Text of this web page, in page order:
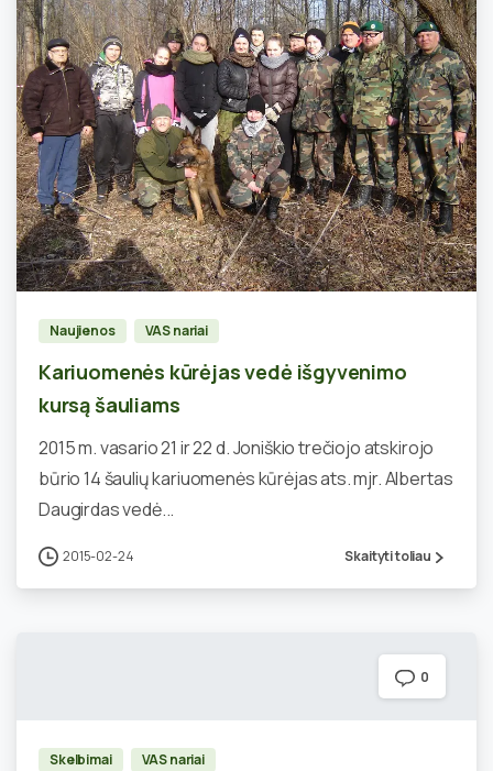
0
Naujienos VAS nariai
Kariuomenės kūrėjas vedė išgyvenimo
kursą šauliams
2015 m. vasario 21 ir 22 d. Joniškio trečiojo atskirojo
būrio 14 šaulių kariuomenės kūrėjas ats. mjr. Albertas
Daugirdas vedė...
2015-02-24 Skaityti toliau
0
Skelbimai VAS nariai